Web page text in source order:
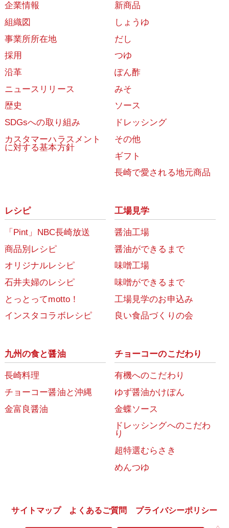
企業情報
組織図
事業所所在地
採用
沿革
ニュースリリース
歴史
SDGsへの取り組み
カスタマーハラスメント
に対する基本方針
新商品
しょうゆ
だし
つゆ
ぽん酢
みそ
ソース
ドレッシング
その他
ギフト
長崎で愛される地元商品
レシピ
「Pint」NBC長崎放送
商品別レシピ
オリジナルレシピ
石井夫婦のレシピ
とっとってmotto！
インスタコラボレシピ
工場見学
醤油工場
醤油ができるまで
味噌工場
味噌ができるまで
工場見学のお申込み
良い食品づくりの会
九州の食と醤油
長崎料理
チョーコー醤油と沖縄
金富良醤油
チョーコーのこだわり
有機へのこだわり
ゆず醤油かけぽん
金蝶ソース
ドレッシングへのこだわ
り
超特選むらさき
めんつゆ
サイトマップ よくあるご質問 プライバシーポリシー